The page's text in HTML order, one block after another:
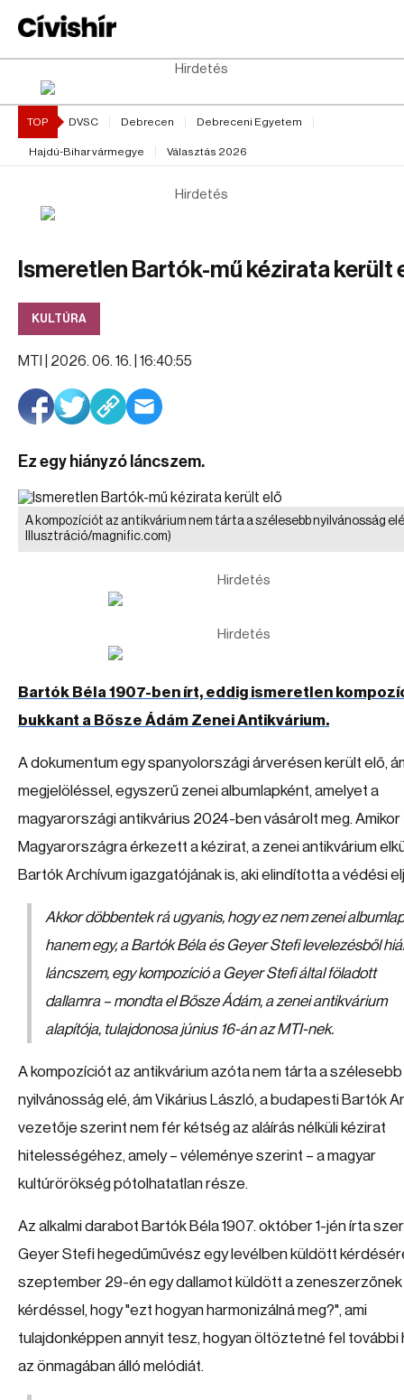
Hirdetés
TOP DVSC Debrecen Debreceni Egyetem
Hajdú-Bihar vármegye Választás 2026
Hirdetés
Ismeretlen Bartók-mű kézirata került
KULTÚRA
MTI | 2026. 06. 16. | 16:40:55
Ez egy hiányzó láncszem.
A kompozíciót az antikvárium nem tárta a szélesebb nyilvánosság
Illusztráció/magnific.com)
Hirdetés
Hirdetés
Bartók Béla 1907-ben írt, eddig ismeretlen
bukkant a Bősze Ádám Zenei Antikvárium.
A dokumentum egy spanyolországi árverésen került elő,
megjelöléssel, egyszerű zenei albumlapként, amelyet a
magyarországi antikvárius 2024-ben vásárolt meg. Amikor
Magyarországra érkezett a kézirat, a zenei antikvárium
Bartók Archívum igazgatójának is, aki elindította a védési
Akkor döbbentek rá ugyanis, hogy ez nem zenei
hanem egy, a Bartók Béla és Geyer Stefi levelezésből
láncszem, egy kompozíció a Geyer Stefi által föladott
dallamra – mondta el Bősze Ádám, a zenei antikvárium
alapítója, tulajdonosa június 16-án az MTI-nek.
A kompozíciót az antikvárium azóta nem tárta a szélesebb
nyilvánosság elé, ám Vikárius László, a budapesti Bartók
vezetője szerint nem fér kétség az aláírás nélküli kézirat
hitelességéhez, amely – véleménye szerint – a magyar
kultúrörökség pótolhatatlan része.
Az alkalmi darabot Bartók Béla 1907. október 1-jén írta
Geyer Stefi hegedűművész egy levélben küldött
szeptember 29-én egy dallamot küldött a zeneszerzőnek
kérdéssel, hogy "ezt hogyan harmonizálná meg?", ami
tulajdonképpen annyit tesz, hogyan öltöztetné fel további
az önmagában álló melódiát.